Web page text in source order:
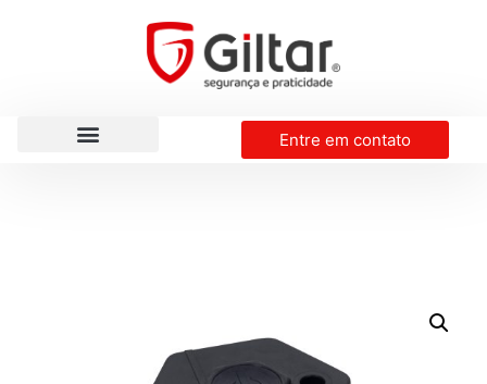
Entre em contato